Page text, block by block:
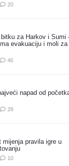
20komentara
za Harkov i Sumi
evakuaciju i moli za
46komentara
napad od
28komentara
mijenja pravila igre u
10komentara